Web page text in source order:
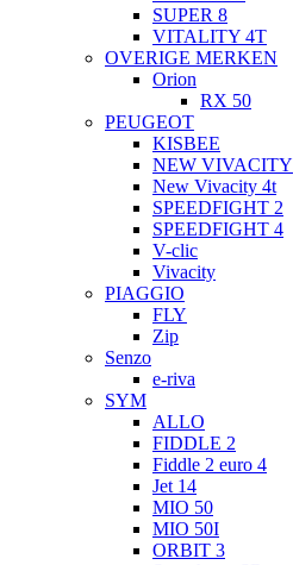
SUPER 8
VITALITY 4T
OVERIGE MERKEN
Orion
RX 50
PEUGEOT
KISBEE
NEW VIVACITY
New Vivacity 4t
SPEEDFIGHT 2
SPEEDFIGHT 4
V-clic
Vivacity
PIAGGIO
FLY
Zip
Senzo
e-riva
SYM
ALLO
FIDDLE 2
Fiddle 2 euro 4
Jet 14
MIO 50
MIO 50I
ORBIT 3